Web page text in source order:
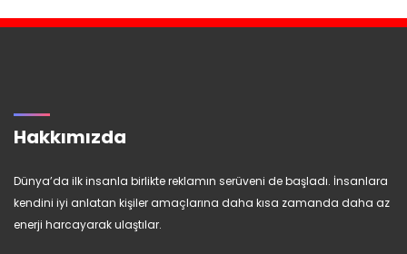
Hakkımızda
Dünya’da ilk insanla birlikte reklamın serüveni de başladı. İnsanlara
kendini iyi anlatan kişiler amaçlarına daha kısa zamanda daha az
enerji harcayarak ulaştılar.